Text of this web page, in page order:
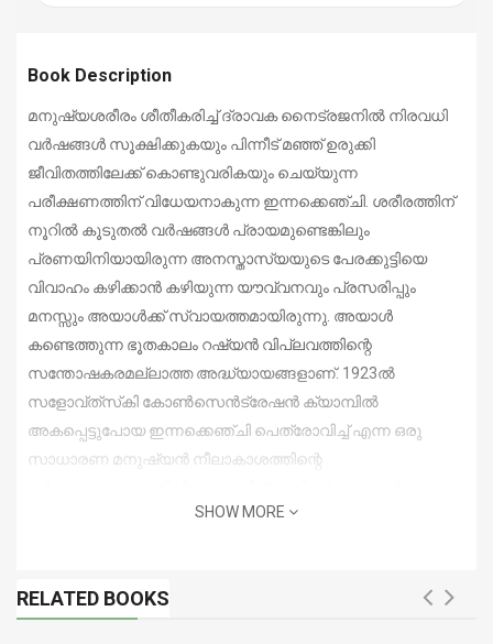
Book Description
മനുഷ്യശരീരം ശീതീകരിച്ച് ദ്രാവക നൈട്രജനില്‍ നിരവധി
വര്‍ഷങ്ങള്‍ സൂക്ഷിക്കുകയും പിന്നീട് മഞ്ഞ് ഉരുക്കി
ജീവിതത്തിലേക്ക് കൊണ്ടുവരികയും ചെയ്യുന്ന
പരീക്ഷണത്തിന് വിധേയനാകുന്ന ഇന്നക്കെഞ്ചി. ശരീരത്തിന്
നൂറില്‍ കൂടുതല്‍ വര്‍ഷങ്ങള്‍ പ്രായമുണ്ടെങ്കിലും
പ്രണയിനിയായിരുന്ന അനസ്താസ്യയുടെ പേരക്കുട്ടിയെ
വിവാഹം കഴിക്കാന്‍ കഴിയുന്ന യൗവ്വനവും പ്രസരിപ്പും
മനസ്സും അയാള്‍ക്ക് സ്വായത്തമായിരുന്നു. അയാള്‍
കണ്ടെത്തുന്ന ഭൂതകാലം റഷ്യന്‍ വിപ്ലവത്തിന്റെ
സന്തോഷകരമല്ലാത്ത അദ്ധ്യായങ്ങളാണ്. 1923ല്‍
സളോവ്ത്‌സ്‌കി കോണ്‍സെന്‍ട്രേഷന്‍ ക്യാമ്പില്‍
അകപ്പെട്ടുപോയ ഇന്നക്കെഞ്ചി പെത്രോവിച്ച് എന്ന ഒരു
സാധാരണ മനുഷ്യന്‍ നീലാകാശത്തിന്റെ
SHOW MORE
RELATED BOOKS